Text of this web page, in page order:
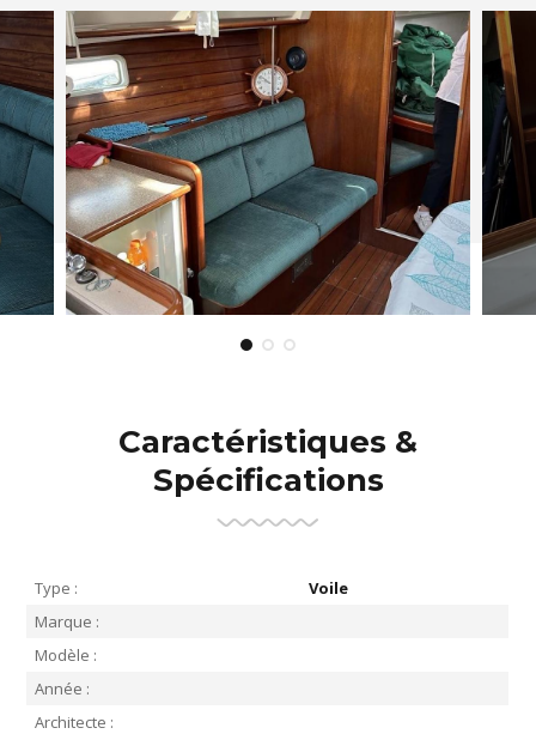
Caractéristiques &
Spécifications
Type :
Voile
Marque :
Modèle :
Année :
Architecte :